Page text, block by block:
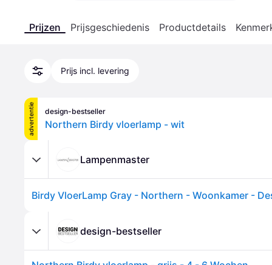
Prijzen Prijsgeschiedenis Productdetails
Prijs incl. levering
advertentie design-bestseller
Northern Birdy vloerlamp - wit
Lampenmaster
design-bestseller